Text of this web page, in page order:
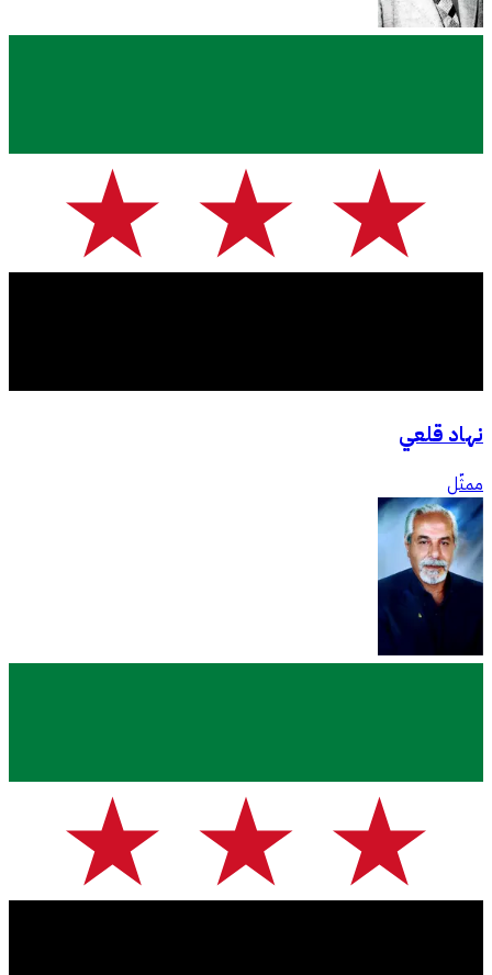
نهاد قلعي
ممثّل